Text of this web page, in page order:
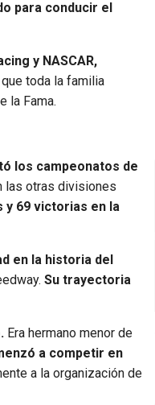
para conducir el
y NASCAR,
toda la familia
la Fama.
los campeonatos de
las otras divisiones
y 69 victorias en la
en la historia del
Su trayectoria
Era hermano menor de
a competir en
a la organización de